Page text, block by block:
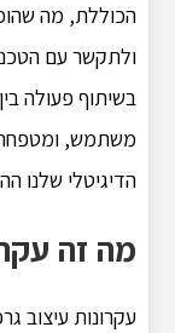
הכוללת, מה
ולתקשר עם
בשיתוף פעולה
משתמש, ומטפחת
הדיגיטלי שלנו
מה זה
עקרונות עיצוב